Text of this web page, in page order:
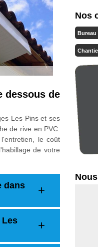
dessous de
Les Pins et ses
de rive en PVC.
le coût
de votre
dans
Les
Nos
Bureau